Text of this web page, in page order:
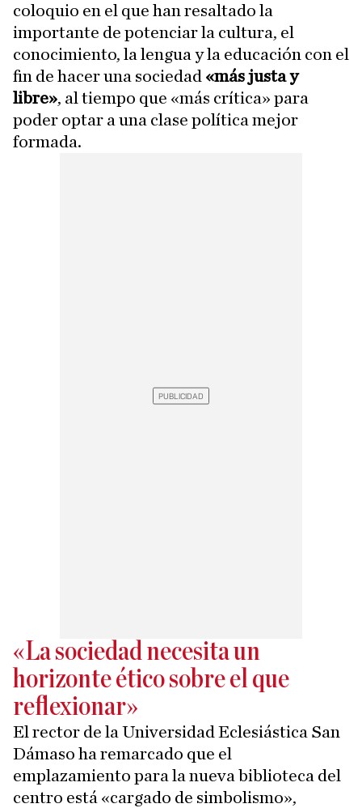
coloquio en el que han resaltado la
importante de potenciar la cultura, el
conocimiento, la lengua y la educación con el
fin de hacer una sociedad «más justa y
libre», al tiempo que «más crítica» para
poder optar a una clase política mejor
formada.
«La sociedad necesita un
horizonte ético sobre el que
reflexionar»
El rector de la Universidad Eclesiástica San
Dámaso ha remarcado que el
emplazamiento para la nueva biblioteca del
centro está «cargado de simbolismo»,